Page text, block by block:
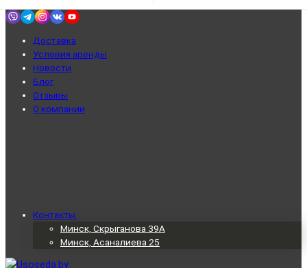
Доставка
Условия аренды
Новости
Блог
Отзывы
О компании
Контакты
Минск, Скрыганова 39А
Минск, Асаналиева 25